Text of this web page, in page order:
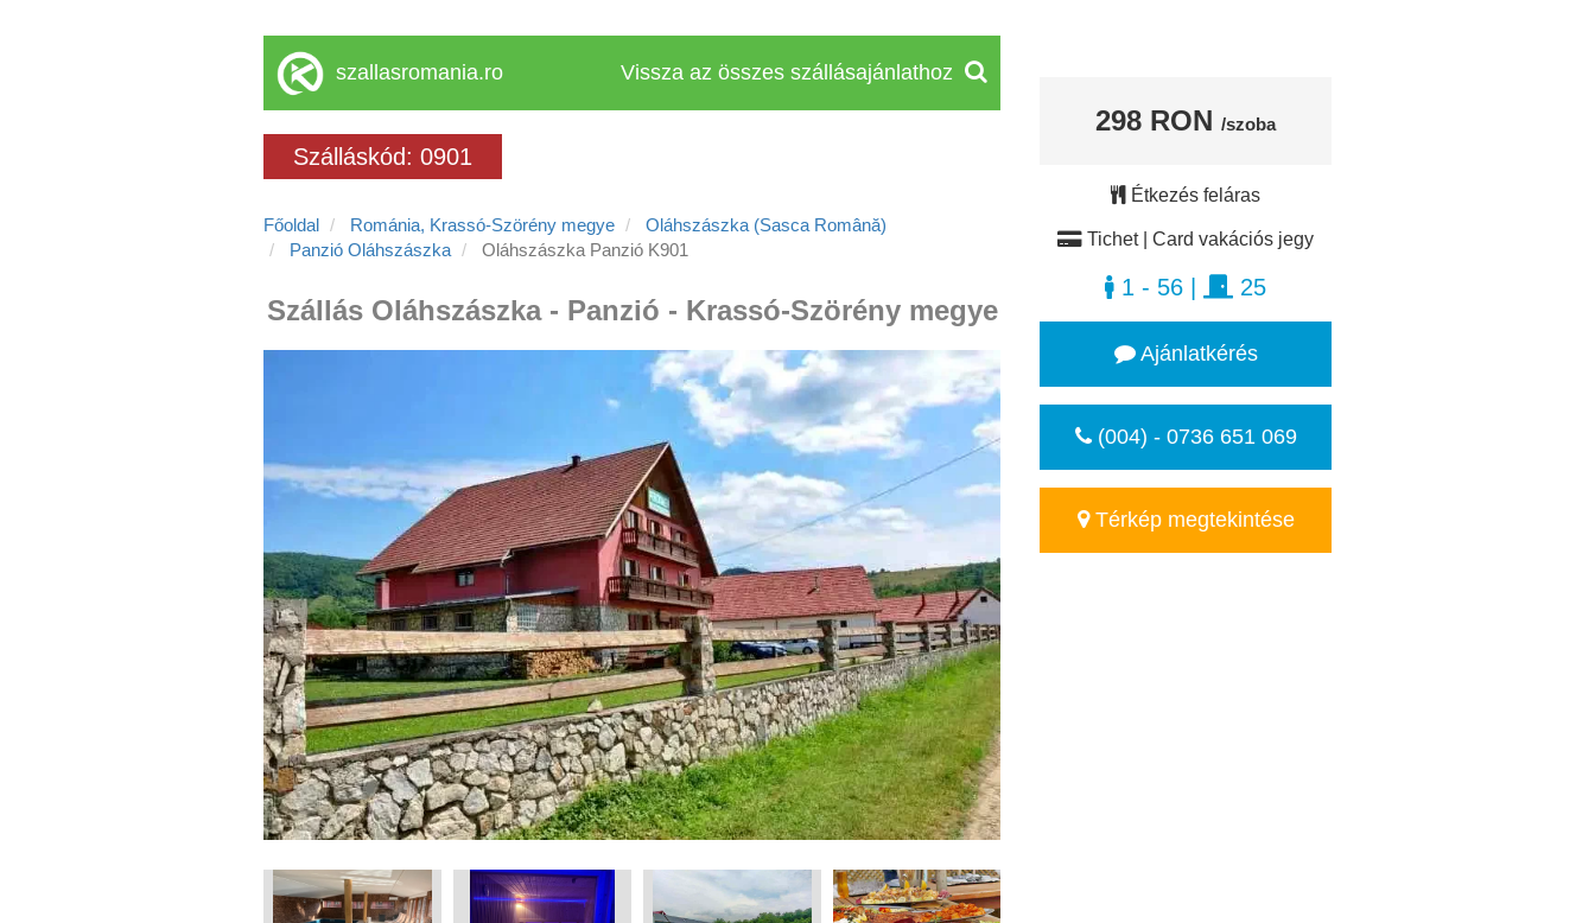
szallasromania.ro Vissza az összes szállásajánlathoz
Szálláskód: 0901
Főoldal Románia, Krassó-Szörény megye
Oláhszászka (Sasca Română)
Panzió Oláhszászka
Oláhszászka Panzió K901
Szállás Oláhszászka - Panzió - Krassó-Szörény megye
298 RON /szoba
Étkezés feláras
Tichet | Card vakációs jegy
1 - 56 25
Ajánlatkérés
(004) - 0736 651 069
Térkép megtekintése